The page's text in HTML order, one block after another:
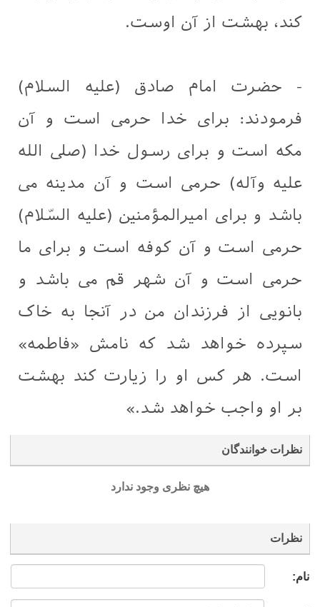
کند، بهشت از آن اوست.
- حضرت امام صادق (علیه السلام)
فرمودند: برای خدا حرمی است و آن
مکه است و برای رسول خدا (صلی الله
عليه وآله) حرمی است و آن مدينه می
باشد و برای اميرالمؤمنين (عليه السّلام)
حرمی است و آن كوفه است و برای ما
حرمی است و آن شهر قم می باشد و
بانویی از فرزندان من در آنجا به خاک
سپرده خواهد شد كه نامش «فاطمه»
است. هر كس او را زيارت كند بهشت
بر او واجب خواهد شد.»
نظرات خوانندگان
هیچ نظری وجود ندارد
نظرات
نام: